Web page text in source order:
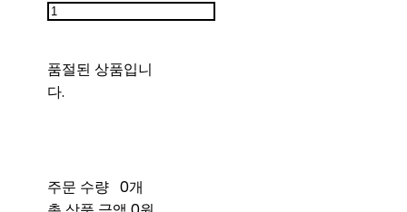
품절된 상품입니
다.
주문 수량 0개